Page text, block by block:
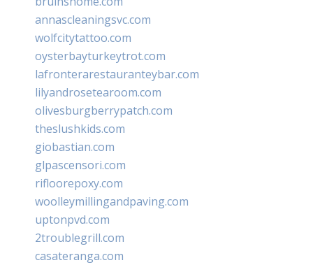
annascleaningsvc.com
wolfcitytattoo.com
oysterbayturkeytrot.com
lafronterarestauranteybar.com
lilyandrosetearoom.com
olivesburgberrypatch.com
theslushkids.com
giobastian.com
glpascensori.com
rifloorepoxy.com
woolleymillingandpaving.com
uptonpvd.com
2troublegrill.com
casateranga.com